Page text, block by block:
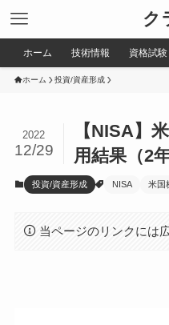
ク
ホーム 技術情報 資格試験
ホーム 投資/資産形成
【NISA】
用結果（2
2022
12/29
投資/資産形成 NISA 米国
当ページのリンクには